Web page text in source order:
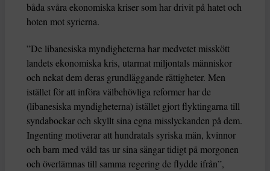
båda svåra ekonomiska kriser som har drivit på hatet och
hoten mot syrierna.
”De libanesiska myndigheterna har medvetet misskött
landets ekonomiska kris, utarmat miljontals människor
och nekat dem deras grundläggande rättigheter. Men
istället för att införa välbehövliga reformer har de
(libanesiska myndigheterna) istället gjort flyktingarna till
syndabockar och skyllt sina egna misslyckanden på dem.
Ingenting motiverar att hundratals syriska män, kvinnor
och barn med våld tas ur sina sängar tidigt på morgonen
och överlämnas till samma regering de flydde ifrån”,